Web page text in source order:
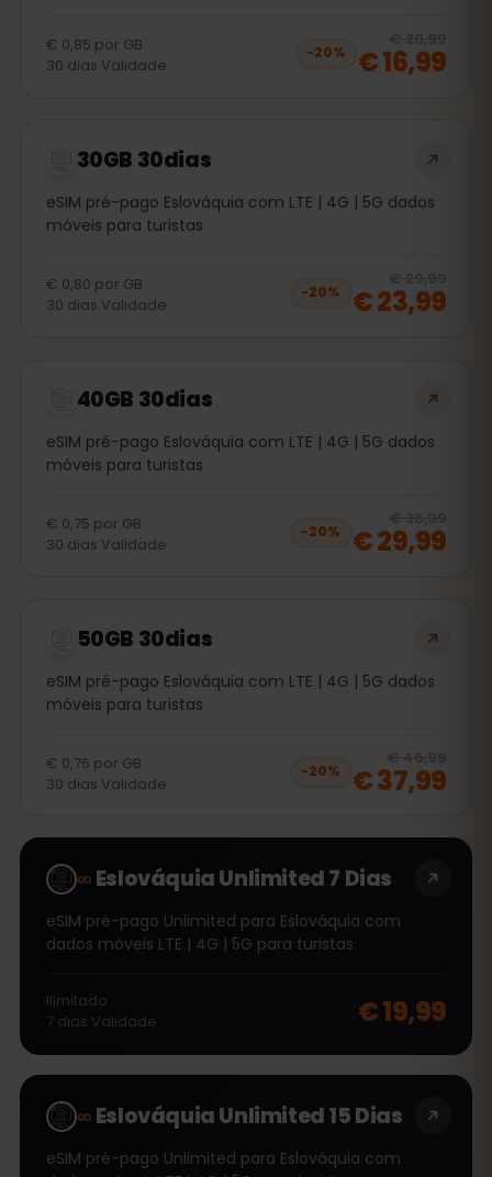
€ 0,85 por GB
30 dias Validade
−20%
€ 20,99
€ 16,99
30GB 30dias
eSIM pré-pago Eslováquia com LTE | 4G | 5G dados
móveis para turistas
€ 0,80 por GB
30 dias Validade
−20%
€ 29,99
€ 23,99
40GB 30dias
eSIM pré-pago Eslováquia com LTE | 4G | 5G dados
móveis para turistas
€ 0,75 por GB
30 dias Validade
−20%
€ 36,99
€ 29,99
50GB 30dias
eSIM pré-pago Eslováquia com LTE | 4G | 5G dados
móveis para turistas
€ 0,76 por GB
30 dias Validade
−20%
€ 46,99
€ 37,99
∞Eslováquia Unlimited 7 Dias
eSIM pré-pago Unlimited para Eslováquia com
dados móveis LTE | 4G | 5G para turistas
Ilimitado
7 dias Validade € 19,99
∞Eslováquia Unlimited 15 Dias
eSIM pré-pago Unlimited para Eslováquia com